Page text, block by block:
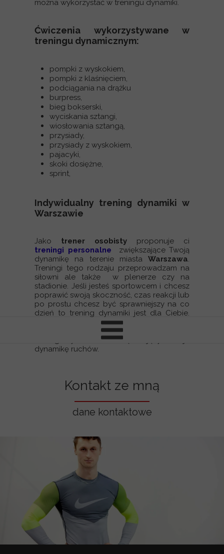
Kontakt ze mną
dane kontaktowe
można wykorzystać w treningu dynamiki.
Ćwiczenia wykorzystywane w
treningu dynamicznym:
pompki z wyskokiem,
pompki z klaśnięciem,
podciągania na drążku
burpress,
bieg bokserski,
wyciskania sztangi,
wiosłowania sztangą,
przysiady,
przysiady z wyskokiem,
pajacyki,
skoki dosiężne,
sprint,
Indywidualny trening dynamiki w
Warszawie
Jako trener osobisty proponuje ci
treningi personalne zwiększające Twoją
dynamikę na terenie miasta Warszawa.
Treningi tego rodzaju przeprowadzam na
siłowni ale także w plenerze czy na
stadionie. Jeśli jesteś sportowcem i chcesz
poprawić swoją skoczność, czas reakcji lub
po prostu chcesz być sprawniejszy na co
dzień to trening dynamiki jest dla Ciebie.
Jeśli nie mieszkasz w Warszawie mogę
również przygotować dla Ciebie plan
treningowy online zwiększający twoja
dynamikę ruchów.